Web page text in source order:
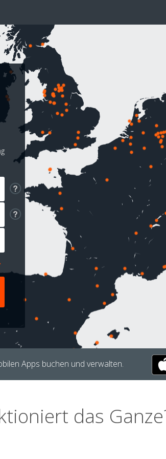
Apps buchen und verwalten.
das